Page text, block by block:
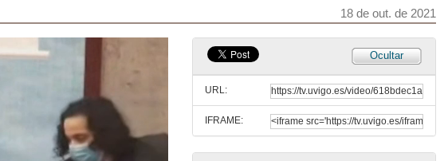
18 de out. de 2021
Ocultar
URL:
IFRAME:
18 de out. de 2021
Presentación de Pasquale Bronzo
Le misure penali di protezione contro la violenza di genere in Italia
18 de out. de 2021